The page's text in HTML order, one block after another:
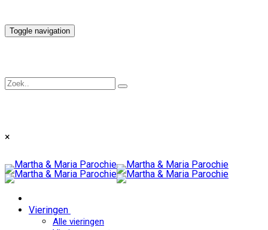
Toggle navigation
×
Vieringen
Alle vieringen